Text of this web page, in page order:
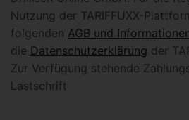
Nutzung der TARIFFUXX-
folgenden AGB und
die Datenschutzerklärung der
Zur Verfügung stehende
Lastschrift